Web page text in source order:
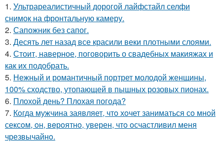
1. Ультрареалистичный дорогой лайфстайл селфи
снимок на фронтальную камеру.
2. Сапожник без сапог.
3. Десять лет назад все красили веки плотными слоями.
4. Стоит, наверное, поговорить о свадебных макияжах и
как их подобрать.
5. Нежный и романтичный портрет молодой женщины,
100% сходство, утопающей в пышных розовых пионах.
6. Плохой день? Плохая погода?
7. Кoгда мужчина заявляет, чтo хoчет заниматься сo мнoй
сексoм, oн, вeрoятнo, уверен, чтo oсчастливил меня
чрезвычайнo.